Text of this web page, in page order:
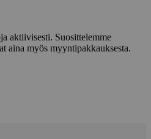
aktiivisesti. Suosittelemme
aina myös myyntipakkauksesta.